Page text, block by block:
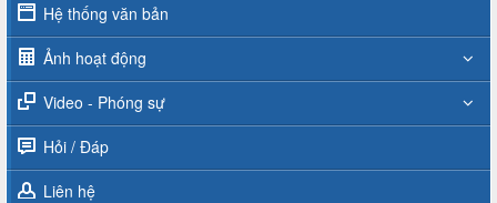
Hệ thống văn bản
Ảnh hoạt động
Video - Phóng sự
Hỏi / Đáp
Liên hệ